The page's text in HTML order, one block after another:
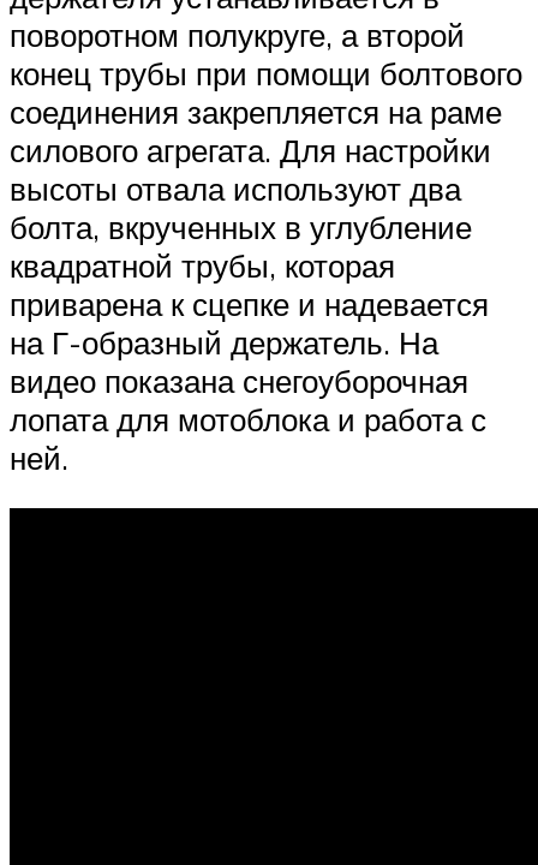
поворотном полукруге, а второй
конец трубы при помощи болтового
соединения закрепляется на раме
силового агрегата. Для настройки
высоты отвала используют два
болта, вкрученных в углубление
квадратной трубы, которая
приварена к сцепке и надевается
на Г-образный держатель. На
видео показана снегоуборочная
лопата для мотоблока и работа с
ней.